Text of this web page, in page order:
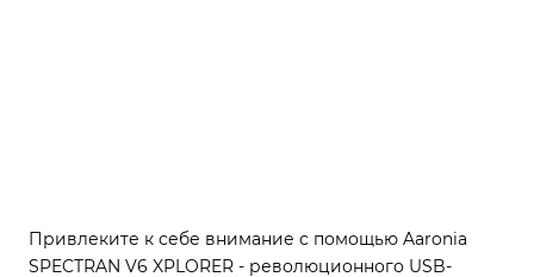
Привлеките к себе внимание с помощью Aaronia
SPECTRAN V6 XPLORER - революционного USB-